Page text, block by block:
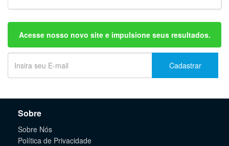
Acesse nosso novo site e impulsione seus resultados.
Cadastrar
Sobre
Sobre Nós
Política de Privacidade